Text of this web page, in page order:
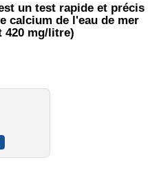
un test rapide et précis
calcium de l'eau de mer
420 mg/litre)